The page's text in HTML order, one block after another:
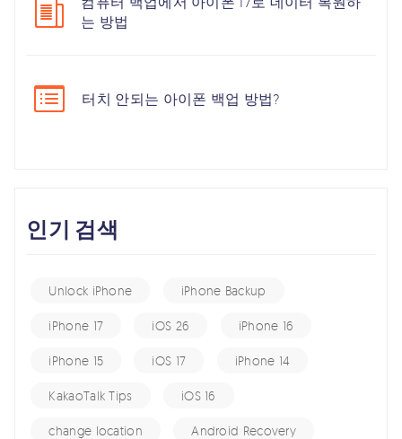
는 방법
터치 안되는 아이폰 백업 방법?
인기 검색
Unlock iPhone iPhone Backup
iPhone 17 iOS 26 iPhone 16
iPhone 15 iOS 17 iPhone 14
KakaoTalk Tips iOS 16
change location Android Recovery